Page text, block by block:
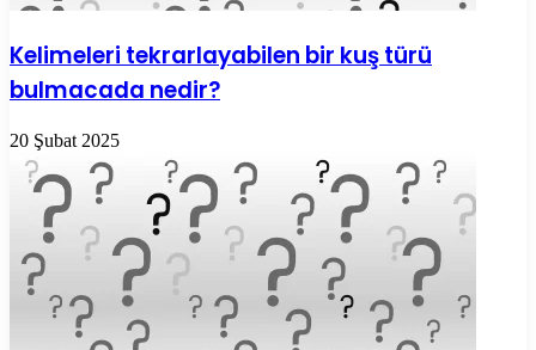
Kelimeleri tekrarlayabilen bir kuş türü
bulmacada nedir?
20 Şubat 2025